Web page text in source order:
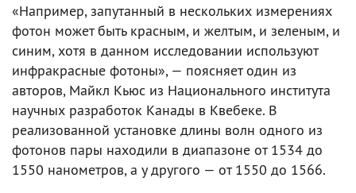
«Например, запутанный в нескольких измерениях
фотон может быть красным, и желтым, и зеленым, и
синим, хотя в данном исследовании используют
инфракрасные фотоны», — поясняет один из
авторов, Майкл Кьюс из Национального института
научных разработок Канады в Квебеке. В
реализованной установке длины волн одного из
фотонов пары находили в диапазоне от 1534 до
1550 нанометров, а у другого — от 1550 до 1566.